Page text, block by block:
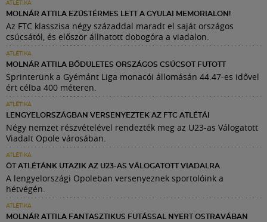
ATLÉTIKA
MOLNÁR ATTILA EZÜSTÉRMES LETT A GYULAI MEMORIALON!
Az FTC klasszisa négy századdal maradt el saját országos
csúcsától, és először állhatott dobogóra a viadalon.
ATLÉTIKA
MOLNÁR ATTILA BŐDÜLETES ORSZÁGOS CSÚCSOT FUTOTT
Sprinterünk a Gyémánt Liga monacói állomásán 44.47-es idővel
ért célba 400 méteren.
ATLÉTIKA
LENGYELORSZÁGBAN VERSENYEZTEK AZ FTC ATLÉTÁI
Négy nemzet részvételével rendezték meg az U23-as Válogatott
Viadalt Opole városában.
ATLÉTIKA
ÖT ATLÉTÁNK UTAZIK AZ U23-AS VÁLOGATOTT VIADALRA
A lengyelországi Opoleban versenyeznek sportolóink a
hétvégén.
ATLÉTIKA
MOLNÁR ATTILA FANTASZTIKUS FUTÁSSAL NYERT OSTRAVÁBAN